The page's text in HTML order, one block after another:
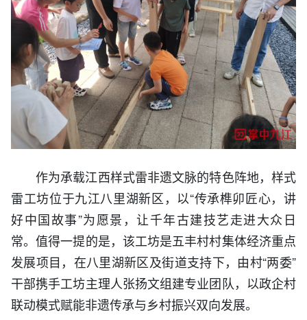
作为承载江西样式雷非遗文脉的特色阵地，样式
雷工坊位于九江八里湖新区，以“传承榫卯匠心，讲
好中国故事”为愿景，让千年古建技艺走进大众日
常。值得一提的是，该工坊是五丰村村集体经济重点
发展项目，在八里湖新区及街道支持下，由村“两委”
干部携手工坊主理人张扬文组建专业团队，以政企村
联动模式赋能非遗传承与乡村振兴双向发展。